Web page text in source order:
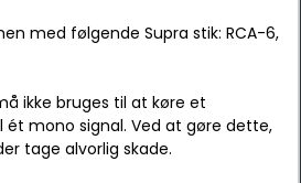
med følgende Supra stik: RCA-6,
ikke bruges til at køre et
mono signal. Ved at gøre dette,
tage alvorlig skade.